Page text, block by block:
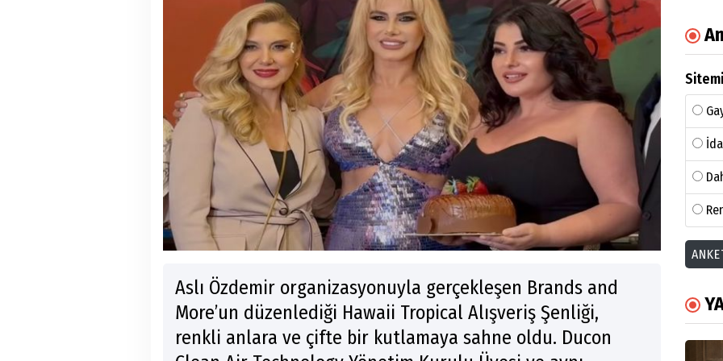
Aslı Özdemir organizasyonuyla gerçekleşen Brands and
More’un düzenlediği Hawaii Tropical Alışveriş Şenliği,
renkli anlara ve çifte bir kutlamaya sahne oldu. Ducon